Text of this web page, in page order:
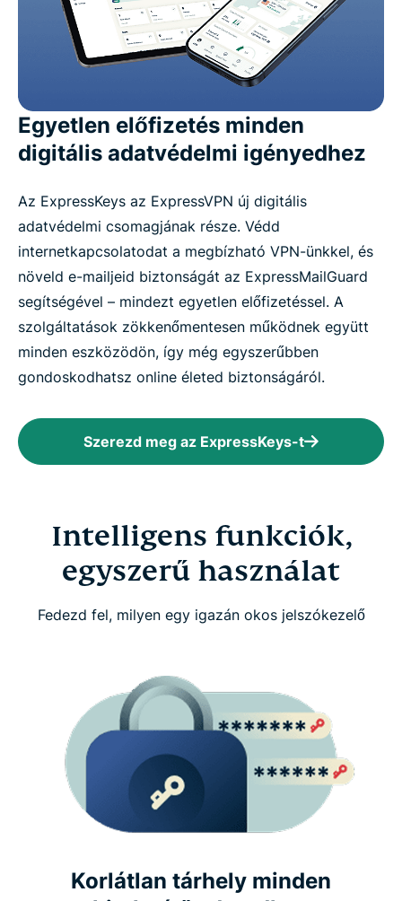
Egyetlen előfizetés minden
digitális adatvédelmi igényedhez
Az ExpressKeys az ExpressVPN új digitális
adatvédelmi csomagjának része. Védd
internetkapcsolatodat a megbízható VPN-ünkkel, és
növeld e-mailjeid biztonságát az ExpressMailGuard
segítségével – mindezt egyetlen előfizetéssel. A
szolgáltatások zökkenőmentesen működnek együtt
minden eszközödön, így még egyszerűbben
gondoskodhatsz online életed biztonságáról.
Szerezd meg az ExpressKeys-t
Intelligens funkciók,
egyszerű használat
Fedezd fel, milyen egy igazán okos jelszókezelő
Korlátlan tárhely minden